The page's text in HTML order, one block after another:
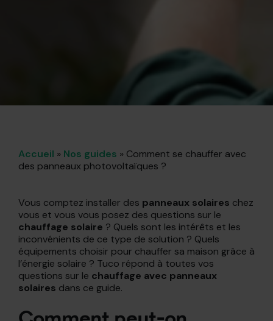
Accueil » Nos guides » Comment se chauffer avec
des panneaux photovoltaïques ?
Vous comptez installer des panneaux solaires chez
vous et vous vous posez des questions sur le
chauffage solaire ? Quels sont les intérêts et les
inconvénients de ce type de solution ? Quels
équipements choisir pour chauffer sa maison grâce à
l’énergie solaire ? Tuco répond à toutes vos
questions sur le chauffage avec panneaux
solaires dans ce guide.